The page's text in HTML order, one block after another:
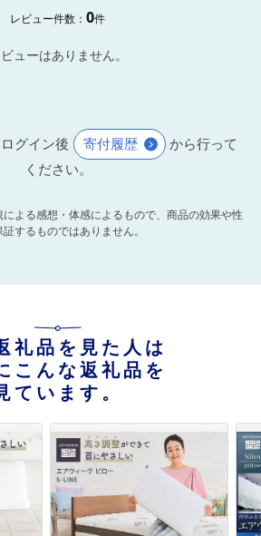
レビュー件数：0件
ューはありません。
グイン後 寄付履歴
から行って
ください。
よる感想・体感によるもので、商品の効果や性
証するものではありません。
礼品を見た人は
こんな返礼品を
ています。